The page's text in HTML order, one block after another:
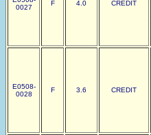
0027
F 4.0 CREDIT
E0508-
0028
F 3.6 CREDIT